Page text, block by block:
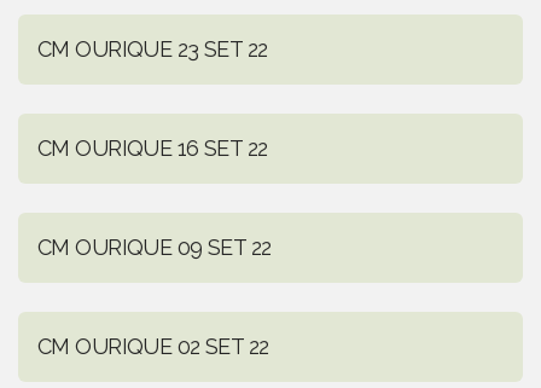
CM OURIQUE 23 SET 22
CM OURIQUE 16 SET 22
CM OURIQUE 09 SET 22
CM OURIQUE 02 SET 22